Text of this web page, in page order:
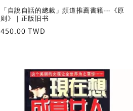
「自說自話的總裁」頻道推薦書籍---《原
则》｜正版旧书
Regular
450.00 TWD